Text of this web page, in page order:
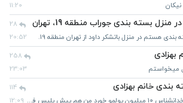
11:20
بسته بندی جوراب منطقه 19، تهران
هستم در منزل باتشکر داود از تهران منطقه 19.
20:52
بهزادی
میخواستم
23:03
بندی خانم بهزادی
ایشون ی کلاهبردار خدانشناس ۱۰ میلیون پولمو خورد من هم پیش پلیس فتا شکایت کردم 12:09